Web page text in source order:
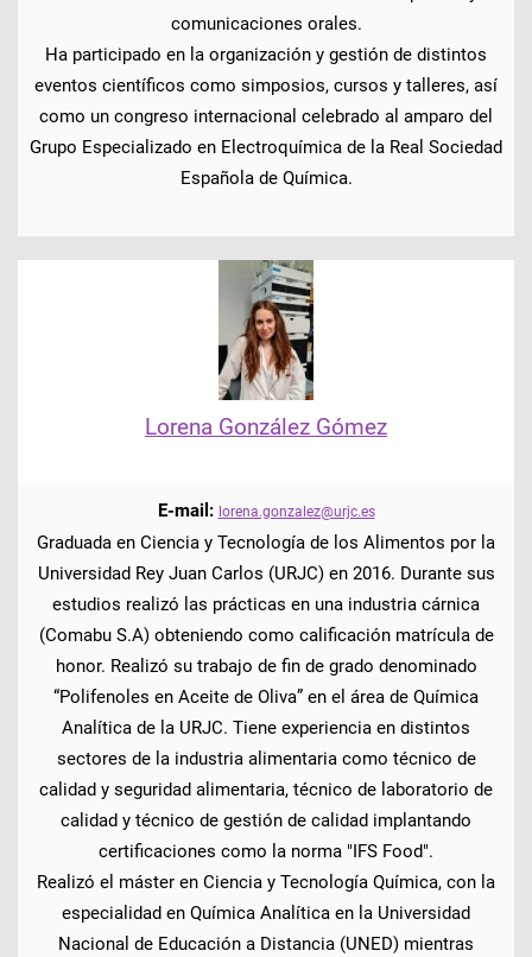
comunicaciones orales.
Ha participado en la organización y gestión de distintos
eventos científicos como simposios, cursos y talleres, así
como un congreso internacional celebrado al amparo del
Grupo Especializado en Electroquímica de la Real Sociedad
Española de Química.
Lorena González Gómez
E-mail: lorena.gonzalez@urjc.es
Graduada en Ciencia y Tecnología de los Alimentos por la
Universidad Rey Juan Carlos (URJC) en 2016. Durante sus
estudios realizó las prácticas en una industria cárnica
(Comabu S.A) obteniendo como calificación matrícula de
honor. Realizó su trabajo de fin de grado denominado
“Polifenoles en Aceite de Oliva” en el área de Química
Analítica de la URJC. Tiene experiencia en distintos
sectores de la industria alimentaria como técnico de
calidad y seguridad alimentaria, técnico de laboratorio de
calidad y técnico de gestión de calidad implantando
certificaciones como la norma "IFS Food".
Realizó el máster en Ciencia y Tecnología Química, con la
especialidad en Química Analítica en la Universidad
Nacional de Educación a Distancia (UNED) mientras